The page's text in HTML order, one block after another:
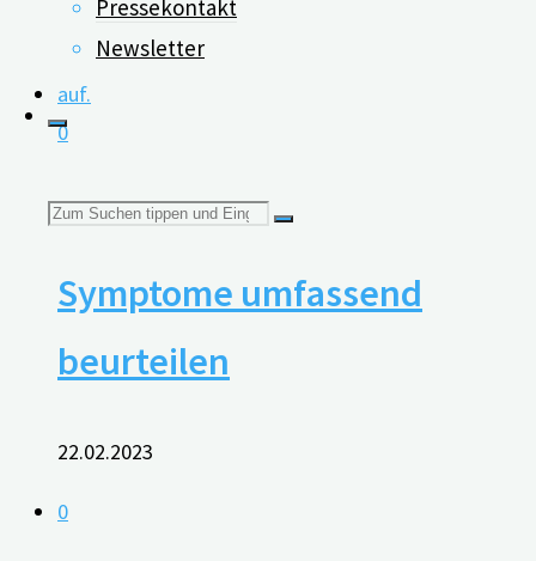
Pressekontakt
Newsletter
Suchen
nach:
0
Parkinson-Demenz:
Symptome umfassend
beurteilen
22.02.2023
0